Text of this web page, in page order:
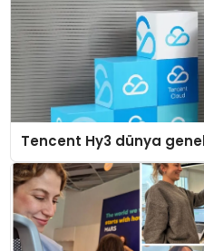
Tencent Hy3 dünya